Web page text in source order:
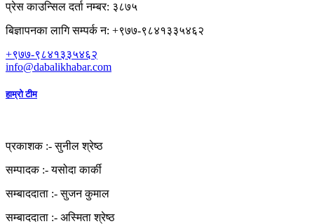
प्रेस काउन्सिल दर्ता नम्बर: ३८७५
बिज्ञापनका लागि सम्पर्क न: +९७७-९८४१३३५४६२
+९७७-९८४१३३५४६२
info@dabalikhabar.com
हाम्रो टीम
प्रकाशक :-सुनील श्रेष्ठ
सम्पादक :-यसोदा कार्की
सम्बाददाता :-सुजन कुमाल
सम्बाददाता :- अस्मिता श्रेष्ठ